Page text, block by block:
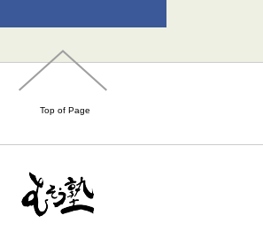
Top of Page